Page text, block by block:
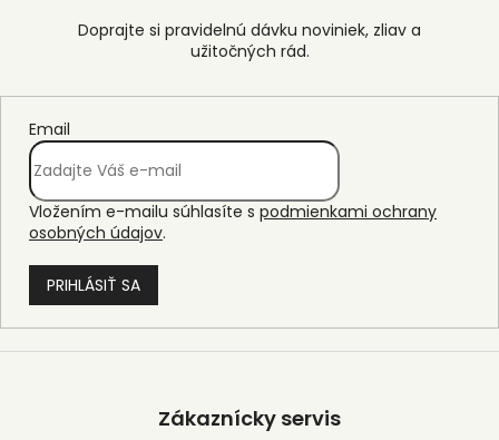
Email
Vložením e-mailu súhlasíte s podmienkami ochrany
osobných údajov.
PRIHLÁSIŤ SA
Z
Zákaznícky servis